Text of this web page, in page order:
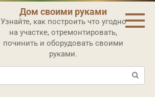
Дом своими руками
Узнайте, как построить что угодно
на участке, отремонтировать,
починить и оборудовать своими
руками.